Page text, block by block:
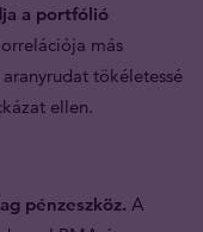
a portfólió
más
tökéletessé
ellen.
pénzeszköz. A